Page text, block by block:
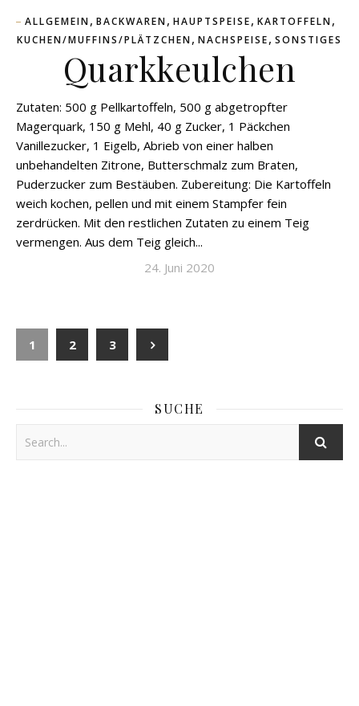
ALLGEMEIN, BACKWAREN, HAUPTSPEISE, KARTOFFELN,
KUCHEN/MUFFINS/PLÄTZCHEN, NACHSPEISE, SONSTIGES
Quarkkeulchen
Zutaten: 500 g Pellkartoffeln, 500 g abgetropfter
Magerquark, 150 g Mehl, 40 g Zucker, 1 Päckchen
Vanillezucker, 1 Eigelb, Abrieb von einer halben
unbehandelten Zitrone, Butterschmalz zum Braten,
Puderzucker zum Bestäuben. Zubereitung: Die Kartoffeln
weich kochen, pellen und mit einem Stampfer fein
zerdrücken. Mit den restlichen Zutaten zu einem Teig
vermengen. Aus dem Teig gleich...
24. Juni 2020
1 2 3
SUCHE